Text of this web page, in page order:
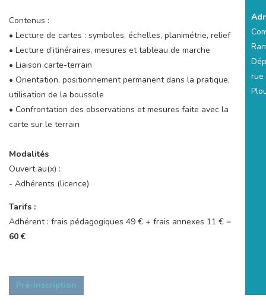
Contenus :
• Lecture de cartes : symboles, échelles, planimétrie, relief
• Lecture d’itinéraires, mesures et tableau de marche
• Liaison carte-terrain
• Orientation, positionnement permanent dans la pratique,
utilisation de la boussole
• Confrontation des observations et mesures faite avec la
carte sur le terrain
Modalités
Ouvert au(x) :
- Adhérents (licence)
Tarifs :
Adhérent : frais pédagogiques 49 € + frais annexes 11 € =
60 €
Pré-Inscription
rue